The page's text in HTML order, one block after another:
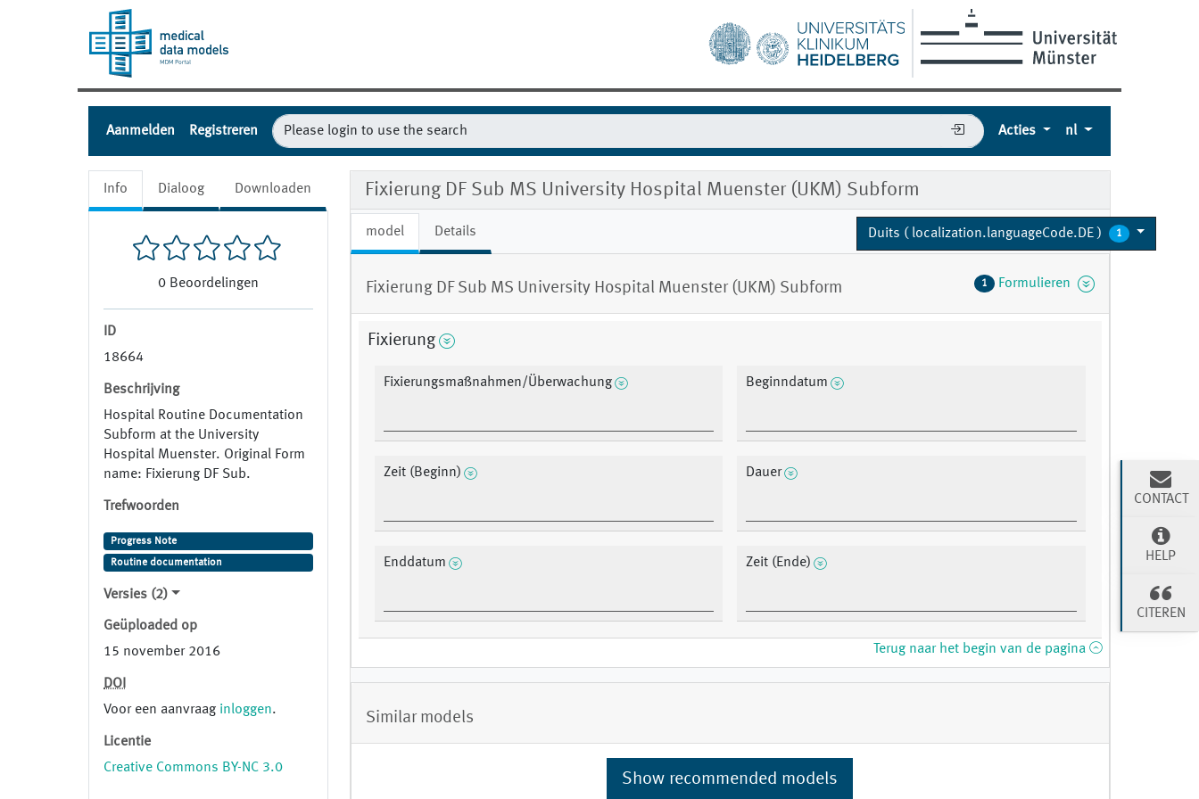
Aanmelden Registreren Acties nl
Info Dialoog Downloaden
0 Beoordelingen
ID
18664
Beschrijving
Hospital Routine Documentation
Subform at the University
Hospital Muenster. Original Form
name: Fixierung DF Sub.
Trefwoorden
Progress Note
Routine documentation
Versies (2)
Geüploaded op
15 november 2016
DOI
Voor een aanvraag inloggen.
Licentie
Creative Commons BY-NC 3.0
Fixierung DF Sub MS University Hospital Muenster (UKM) Subform
model Details Duits ( localization.languageCode.DE ) 1
Fixierung DF Sub MS University Hospital Muenster (UKM) Subform 1 Formulieren
Fixierung
Fixierungsmaßnahmen/Überwachung Beginndatum
Zeit (Beginn) Dauer
Enddatum Zeit (Ende)
Terug naar het begin van de pagina
Similar models
Show recommended models
CONTACT
HELP
CITEREN